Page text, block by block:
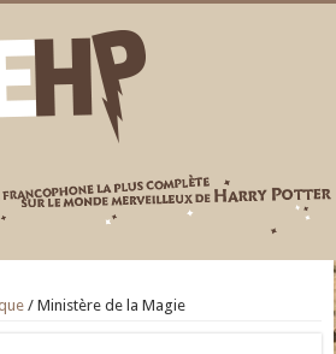
/ Ministère de la Magie